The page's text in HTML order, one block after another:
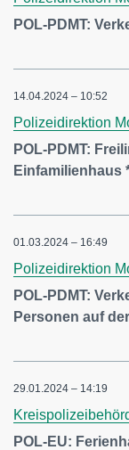
POL-PDMT:
14.04.2024 – 10:52
Polizeidirektion
POL-PDMT:
Einfamilienhaus
01.03.2024 – 16:49
Polizeidirektion
POL-PDMT:
Personen auf
29.01.2024 – 14:19
POL-EU: